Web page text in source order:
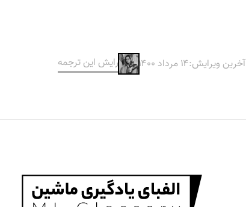
آخرین ویرایش:۱۴ مرداد ۱۴۰۰ ویرایش این ترجمه